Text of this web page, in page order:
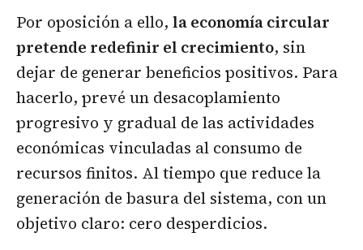
Por oposición a ello, la economía circular
pretende redefinir el crecimiento, sin
dejar de generar beneficios positivos. Para
hacerlo, prevé un desacoplamiento
progresivo y gradual de las actividades
económicas vinculadas al consumo de
recursos finitos. Al tiempo que reduce la
generación de basura del sistema, con un
objetivo claro: cero desperdicios.